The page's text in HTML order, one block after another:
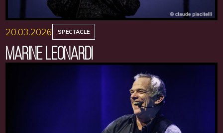
20.03.2026 SPECTACLE
MARINE LEONARDI